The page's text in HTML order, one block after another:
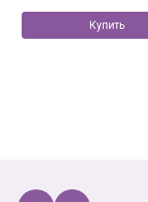
Купить